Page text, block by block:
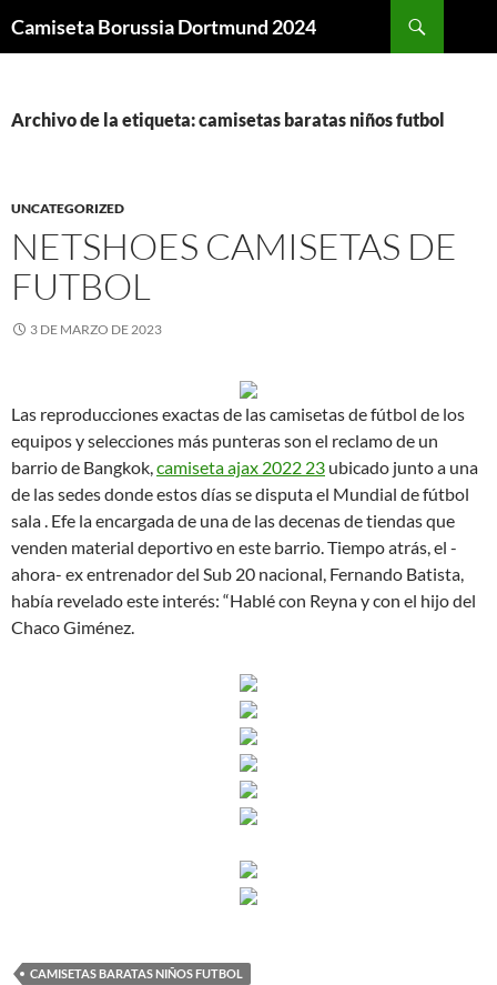
Camiseta Borussia Dortmund 2024
Archivo de la etiqueta: camisetas baratas niños futbol
UNCATEGORIZED
NETSHOES CAMISETAS DE
FUTBOL
3 DE MARZO DE 2023
Las reproducciones exactas de las camisetas de fútbol de los
equipos y selecciones más punteras son el reclamo de un
barrio de Bangkok,camiseta ajax 2022 23 ubicado junto a una
de las sedes donde estos días se disputa el Mundial de fútbol
sala . Efe la encargada de una de las decenas de tiendas que
venden material deportivo en este barrio. Tiempo atrás, el -
ahora- ex entrenador del Sub 20 nacional, Fernando Batista,
había revelado este interés: “Hablé con Reyna y con el hijo del
Chaco Giménez.
CAMISETAS BARATAS NIÑOS FUTBOL